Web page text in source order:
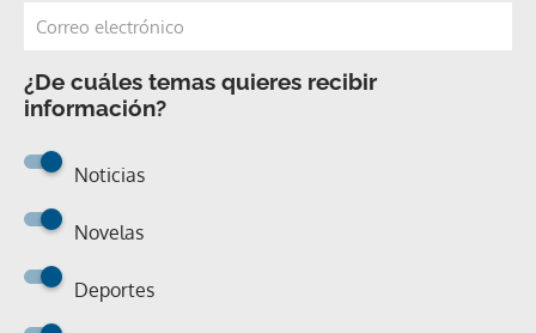
¿De cuáles temas quieres recibir
información?
Noticias
Novelas
Deportes